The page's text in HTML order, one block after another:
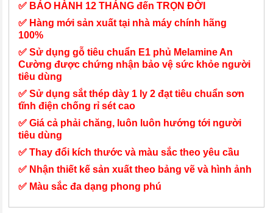
✅ BẢO HÀNH 12 THÁNG đến TRỌN ĐỜI
✅ Hàng mới sản xuất tại nhà máy chính hãng
100%
✅ Sử dụng gỗ tiêu chuẩn E1 phủ Melamine An
Cường được chứng nhận bảo vệ sức khỏe người
tiêu dùng
✅ Sử dụng sắt thép dày 1 ly 2 đạt tiêu chuẩn sơn
tĩnh điện chống rỉ sét cao
✅ Giá cả phải chăng, luôn luôn hướng tới người
tiêu dùng
✅ Thay đổi kích thước và màu sắc theo yêu cầu
✅ Nhận thiết kế sản xuất theo bảng vẽ và hình ảnh
✅ Màu sắc đa dạng phong phú